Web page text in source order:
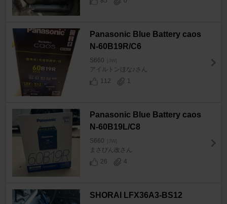
Panasonic Blue Battery caos
N-60B19R/C6
S660 [JW]
アイルトンほな♪さん
112
1
Panasonic Blue Battery caos
N-60B19L/C8
S660 [JW]
まさびん改さん
26
4
SHORAI LFX36A3-BS12